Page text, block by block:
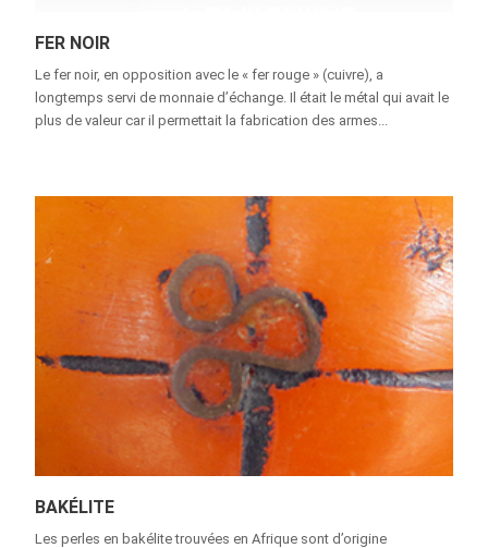
FER NOIR
Le fer noir, en opposition avec le « fer rouge » (cuivre), a
longtemps servi de monnaie d’échange. Il était le métal qui avait le
plus de valeur car il permettait la fabrication des armes...
BAKÉLITE
Les perles en bakélite trouvées en Afrique sont d’origine